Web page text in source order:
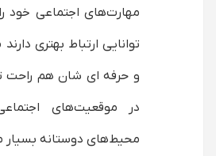
مهارت‌های اجتماعی خود
توانایی ارتباط بهتری
و حرفه ای شان هم راحت
در موقعیت‌های
محیط‌های دوستانه